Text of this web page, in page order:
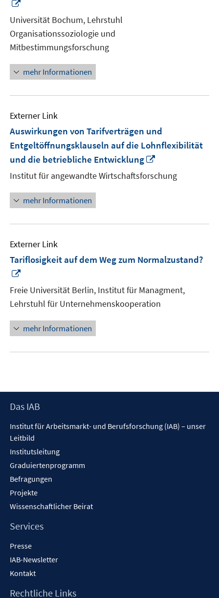
neuem
Fenster
öffnen
Universität Bochum, Lehrstuhl
Organisationssoziologie und
Mitbestimmungsforschung
mehr Informationen
Externer Link
Auswirkungen von Tarifverträgen und
Entgeltöffnungsklauseln auf die Lohnflexibilität
und die betriebliche Entwicklung
neuem
Fenster
Institut für angewandte Wirtschaftsforschung
mehr Informationen
Externer Link
Tariflosigkeit auf dem Weg zum Normalzustand?
neuem
Fenster
öffnen
Freie Universität Berlin, Institut für Managment,
Lehrstuhl für Unternehmenskooperation
mehr Informationen
Footer
Das IAB
Institut für Arbeitsmarkt- und Berufsforschung (IAB) – unser
Leitbild
Institutsleitung
Graduiertenprogramm
Befragungen
Projekte
Wissenschaftlicher Beirat
Services
Presse
IAB-Newsletter
Kontakt
Rechtliche Links